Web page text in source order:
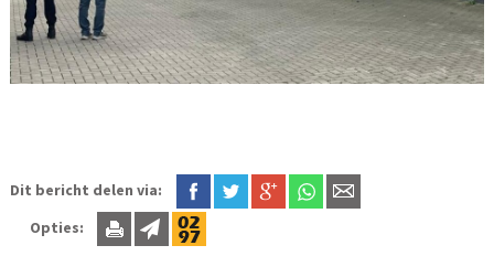
Dit bericht delen via:
Opties: